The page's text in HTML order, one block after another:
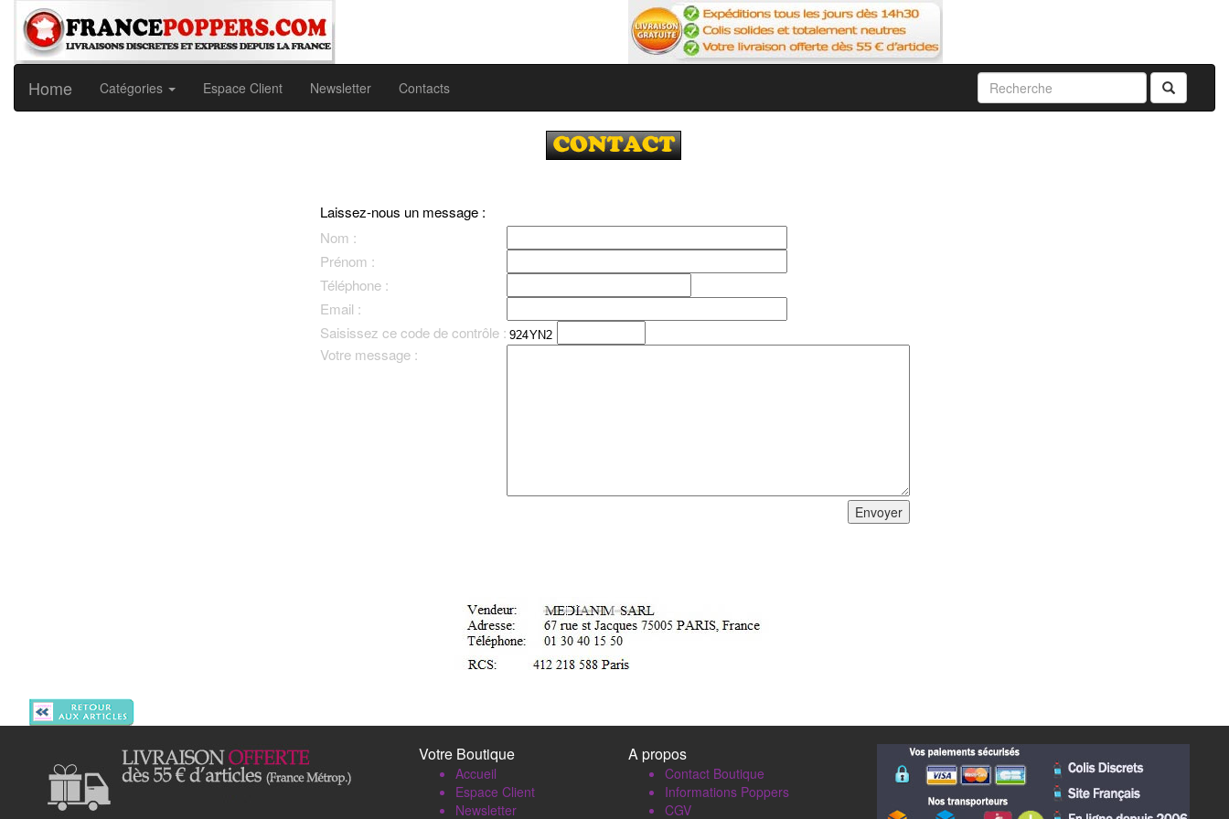
Home Catégories Espace Client Newsletter Contacts
Laissez-nous un message :
Nom :
Prénom :
Téléphone :
Email :
Saisissez ce code de contrôle :
Votre message :
Votre Boutique
Accueil
Espace Client
Newsletter
A propos
Contact Boutique
Informations Poppers
CGV